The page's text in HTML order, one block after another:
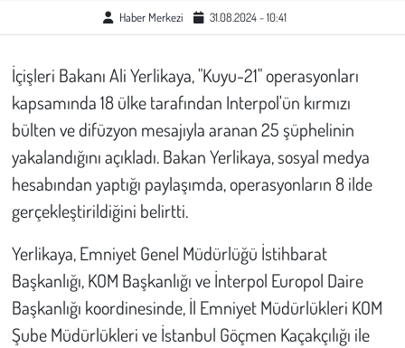
Haber Merkezi 31.08.2024 - 10:41
İçişleri Bakanı Ali Yerlikaya, "Kuyu-21" operasyonları
kapsamında 18 ülke tarafından Interpol'ün kırmızı
bülten ve difüzyon mesajıyla aranan 25 şüphelinin
yakalandığını açıkladı. Bakan Yerlikaya, sosyal medya
hesabından yaptığı paylaşımda, operasyonların 8 ilde
gerçekleştirildiğini belirtti.
Yerlikaya, Emniyet Genel Müdürlüğü İstihbarat
Başkanlığı, KOM Başkanlığı ve İnterpol Europol Daire
Başkanlığı koordinesinde, İl Emniyet Müdürlükleri KOM
Şube Müdürlükleri ve İstanbul Göçmen Kaçakçılığı ile
Bilim - Teknoloji
İnsan Hakları
Hayvan Hakları
Galeri
Günün İçinden